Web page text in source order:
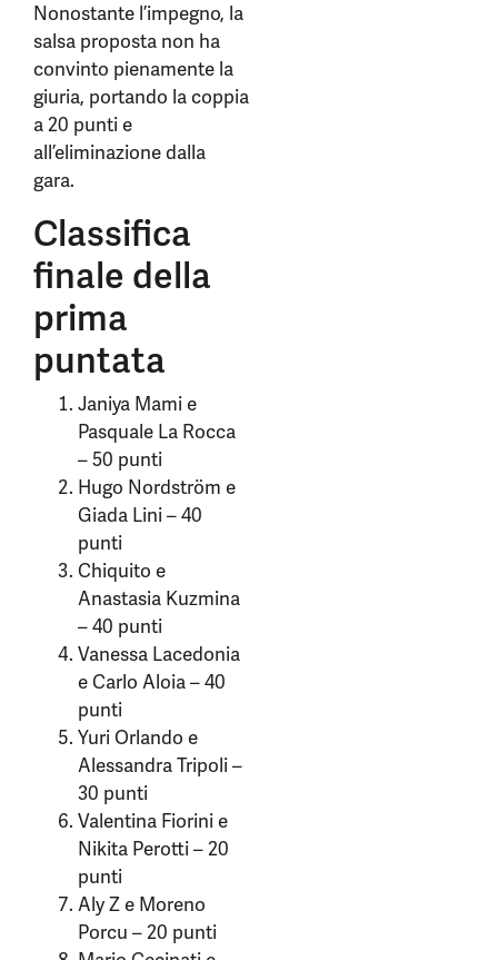
Nonostante l’impegno, la
salsa proposta non ha
convinto pienamente la
giuria, portando la coppia
a 20 punti e
all’eliminazione dalla
gara.
Classifica
finale della
prima
puntata
Janiya Mami e
Pasquale La Rocca
– 50 punti
Hugo Nordström e
Giada Lini – 40
punti
Chiquito e
Anastasia Kuzmina
– 40 punti
Vanessa Lacedonia
e Carlo Aloia – 40
punti
Yuri Orlando e
Alessandra Tripoli –
30 punti
Valentina Fiorini e
Nikita Perotti – 20
punti
Aly Z e Moreno
Porcu – 20 punti